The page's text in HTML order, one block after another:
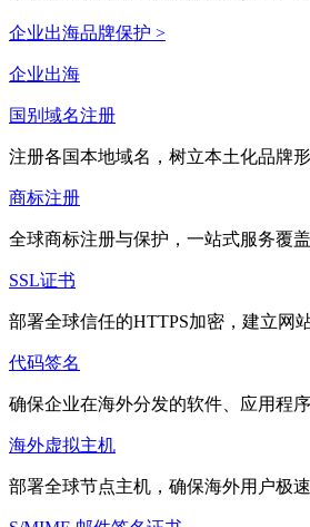
企业出海品牌保护 >
企业出海
国别域名注册
注册各国本地域名，树立本土化品牌
商标注册
全球商标注册与保护，一站式服务覆
SSL证书
部署全球信任的HTTPS加密，建立网
代码签名
确保企业在海外分发的软件、应用程
海外虚拟主机
部署全球节点主机，确保海外用户极